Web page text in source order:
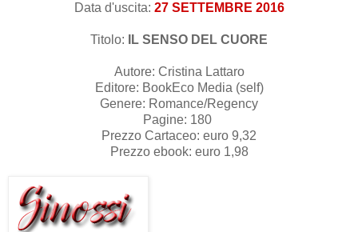
Data d'uscita: 27 SETTEMBRE 2016
Titolo: IL SENSO DEL CUORE
Autore: Cristina Lattaro
Editore: BookEco Media (self)
Genere: Romance/Regency
Pagine: 180
Prezzo Cartaceo: euro 9,32
Prezzo ebook: euro 1,98